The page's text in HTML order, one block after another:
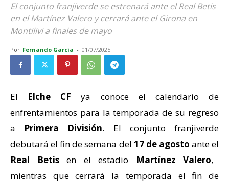
El conjunto franjiverde se estrenará ante el Real Betis
en el Martínez Valero y cerrará ante el Girona en
Montilivi a finales de mayo
Por Fernando García - 01/07/2025
El Elche CF ya conoce el calendario de
enfrentamientos para la temporada de su regreso
a Primera División. El conjunto franjiverde
debutará el fin de semana del 17 de agosto ante el
Real Betisen el estadio Martínez Valero,
mientras que cerrará la temporada el fin de